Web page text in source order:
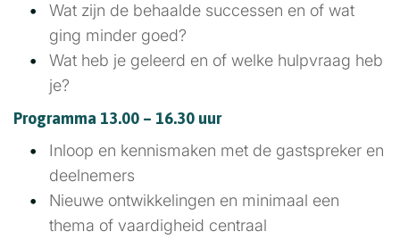
Wat zijn de behaalde successen en of wat
ging minder goed?
Wat heb je geleerd en of welke hulpvraag heb
je?
Programma 13.00 – 16.30 uur
Inloop en kennismaken met de gastspreker en
deelnemers
Nieuwe ontwikkelingen en minimaal een
thema of vaardigheid centraal